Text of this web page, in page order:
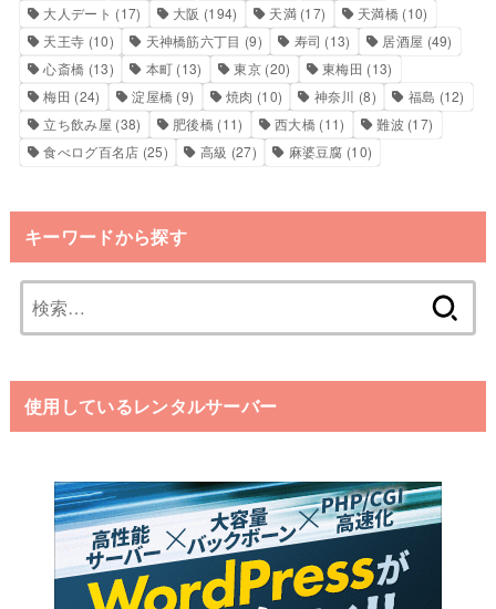
大人デート (17) 大阪 (194) 天満(17) 天満橋(10)
天王寺 (10) 天神橋筋六丁目 (9) 寿司 (13) 居酒屋 (49)
心斎橋 (13) 本町 (13) 東京(20) 東梅田 (13)
梅田 (24) 淀屋橋 (9) 焼肉 (10) 神奈川 (8) 福島 (12)
立ち飲み屋 (38) 肥後橋 (11) 西大橋 (11) 難波 (17)
食べログ百名店 (25) 高級 (27) 麻婆豆腐 (10)
キーワードから探す
索:
使用しているレンタルサーバー